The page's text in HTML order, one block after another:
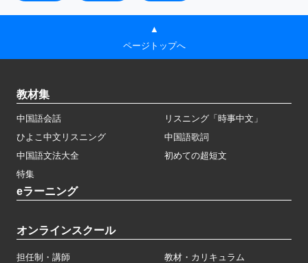
▲
ページトップへ
教材集
中国語会話
リスニング「時事中文」
ひよこ中文リスニング
中国語歌詞
中国語文法大全
初めての超短文
特集
eラーニング
オンラインスクール
担任制・講師 教材・カリキュラム